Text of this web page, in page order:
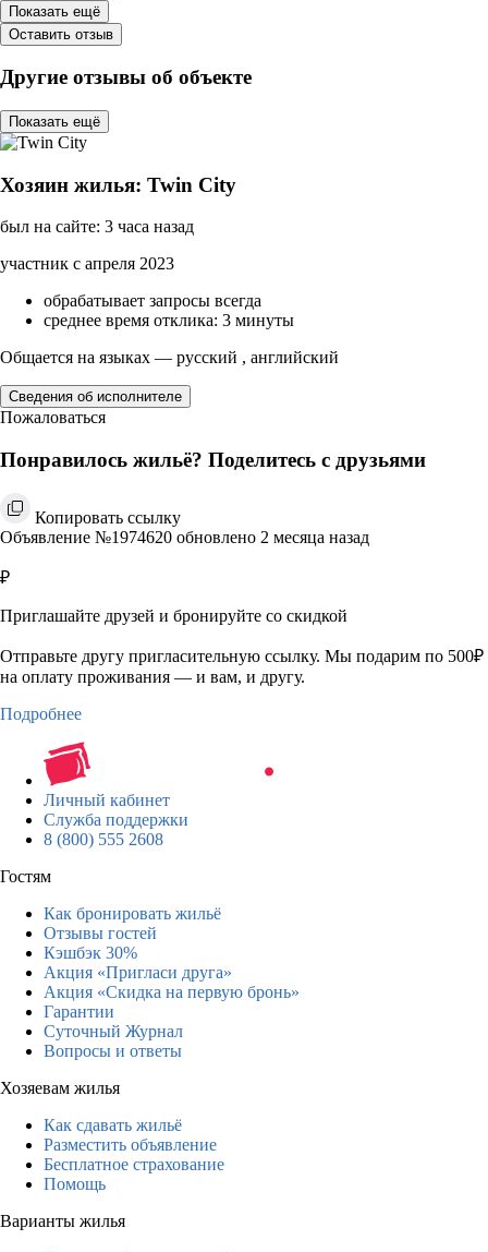
Показать ещё
Оставить отзыв
Другие отзывы об объекте
Показать ещё
Хозяин жилья: Twin City
был на сайте: 3 часа назад
участник с апреля 2023
обрабатывает запросы всегда
среднее время отклика: 3 минуты
Общается на языках — русский , английский
Сведения об исполнителе
Пожаловаться
Понравилось жильё? Поделитесь с друзьями
Копировать ссылку
Объявление №1974620 обновлено 2 месяца назад
₽
Приглашайте друзей и бронируйте со скидкой
Отправьте другу пригласительную ссылку. Мы подарим по 500₽
на оплату проживания — и вам, и другу.
Подробнее
Личный кабинет
Служба поддержки
8 (800) 555 2608
Гостям
Как бронировать жильё
Отзывы гостей
Кэшбэк 30%
Акция «Пригласи друга»
Акция «Скидка на первую бронь»
Гарантии
Суточный Журнал
Вопросы и ответы
Хозяевам жилья
Как сдавать жильё
Разместить объявление
Бесплатное страхование
Помощь
Варианты жилья